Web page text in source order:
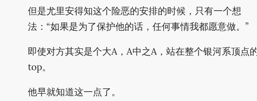
但是尤里安得知这个险恶的安排的时候，只有一个想
法：“如果是为了保护他的话，任何事情我都愿意做。”
即使对方其实是个大A，A中之A，站在整个银河系顶点
top。
他早就知道这一点了。